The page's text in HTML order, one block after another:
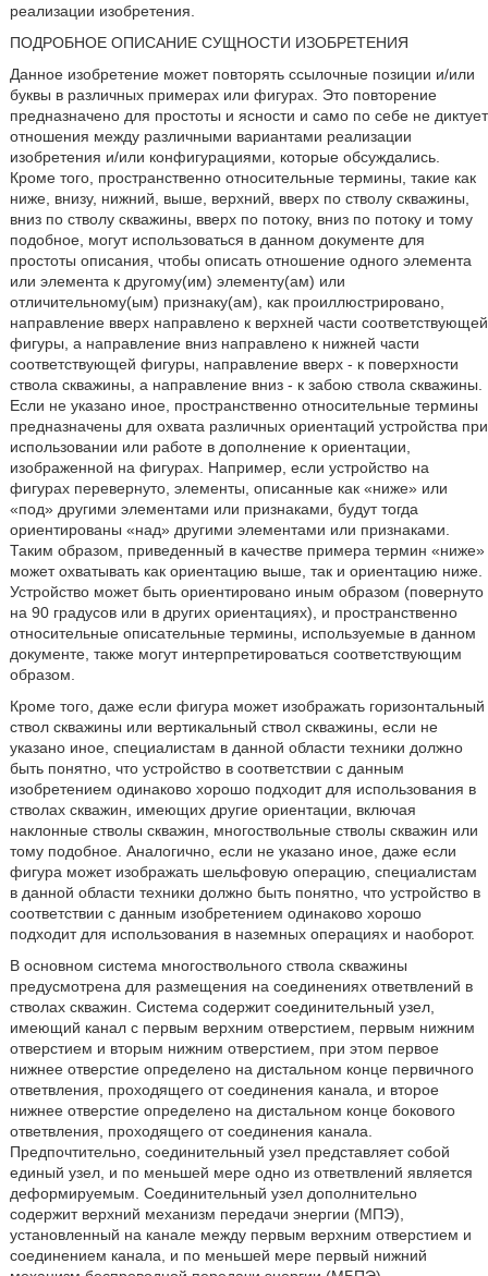
реализации изобретения.
ПОДРОБНОЕ ОПИСАНИЕ СУЩНОСТИ ИЗОБРЕТЕНИЯ
Данное изобретение может повторять ссылочные позиции и/или
буквы в различных примерах или фигурах. Это повторение
предназначено для простоты и ясности и само по себе не диктует
отношения между различными вариантами реализации
изобретения и/или конфигурациями, которые обсуждались.
Кроме того, пространственно относительные термины, такие как
ниже, внизу, нижний, выше, верхний, вверх по стволу скважины,
вниз по стволу скважины, вверх по потоку, вниз по потоку и тому
подобное, могут использоваться в данном документе для
простоты описания, чтобы описать отношение одного элемента
или элемента к другому(им) элементу(ам) или
отличительному(ым) признаку(ам), как проиллюстрировано,
направление вверх направлено к верхней части соответствующей
фигуры, а направление вниз направлено к нижней части
соответствующей фигуры, направление вверх - к поверхности
ствола скважины, а направление вниз - к забою ствола скважины.
Если не указано иное, пространственно относительные термины
предназначены для охвата различных ориентаций устройства при
использовании или работе в дополнение к ориентации,
изображенной на фигурах. Например, если устройство на
фигурах перевернуто, элементы, описанные как «ниже» или
«под» другими элементами или признаками, будут тогда
ориентированы «над» другими элементами или признаками.
Таким образом, приведенный в качестве примера термин «ниже»
может охватывать как ориентацию выше, так и ориентацию ниже.
Устройство может быть ориентировано иным образом (повернуто
на 90 градусов или в других ориентациях), и пространственно
относительные описательные термины, используемые в данном
документе, также могут интерпретироваться соответствующим
образом.
Кроме того, даже если фигура может изображать горизонтальный
ствол скважины или вертикальный ствол скважины, если не
указано иное, специалистам в данной области техники должно
быть понятно, что устройство в соответствии с данным
изобретением одинаково хорошо подходит для использования в
стволах скважин, имеющих другие ориентации, включая
наклонные стволы скважин, многоствольные стволы скважин или
тому подобное. Аналогично, если не указано иное, даже если
фигура может изображать шельфовую операцию, специалистам
в данной области техники должно быть понятно, что устройство в
соответствии с данным изобретением одинаково хорошо
подходит для использования в наземных операциях и наоборот.
В основном система многоствольного ствола скважины
предусмотрена для размещения на соединениях ответвлений в
стволах скважин. Система содержит соединительный узел,
имеющий канал с первым верхним отверстием, первым нижним
отверстием и вторым нижним отверстием, при этом первое
нижнее отверстие определено на дистальном конце первичного
ответвления, проходящего от соединения канала, и второе
нижнее отверстие определено на дистальном конце бокового
ответвления, проходящего от соединения канала.
Предпочтительно, соединительный узел представляет собой
единый узел, и по меньшей мере одно из ответвлений является
деформируемым. Соединительный узел дополнительно
содержит верхний механизм передачи энергии (МПЭ),
установленный на канале между первым верхним отверстием и
соединением канала, и по меньшей мере первый нижний